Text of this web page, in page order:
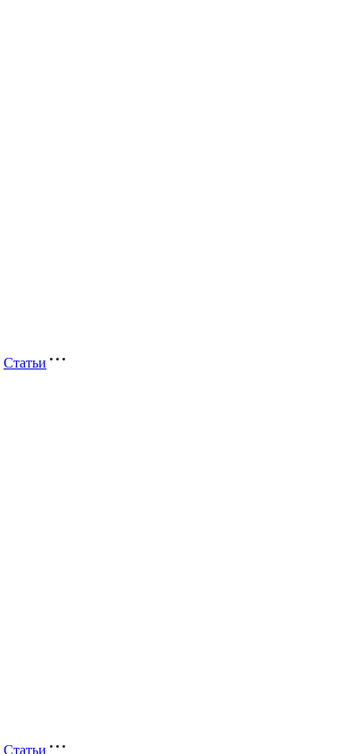
Статьи
Статьи